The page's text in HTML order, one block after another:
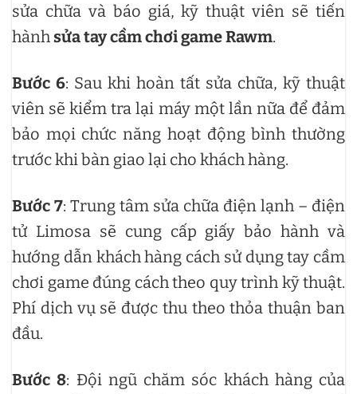
sửa chữa và báo giá, kỹ thuật viên sẽ tiến
hànhsửa tay cầm chơi game Rawm.
Bước 6: Sau khi hoàn tất sửa chữa, kỹ thuật
viên sẽ kiểm tra lại máy một lần nữa để đảm
bảo mọi chức năng hoạt động bình thường
trước khi bàn giao lại cho khách hàng.
Bước 7: Trung tâm sửa chữa điện lạnh – điện
tử Limosa sẽ cung cấp giấy bảo hành và
hướng dẫn khách hàng cách sử dụng tay cầm
chơi game đúng cách theo quy trình kỹ thuật.
Phí dịch vụ sẽ được thu theo thỏa thuận ban
đầu.
Bước 8: Đội ngũ chăm sóc khách hàng của